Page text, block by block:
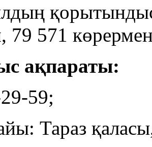
79 571
ақпараты:
59;
Тараз